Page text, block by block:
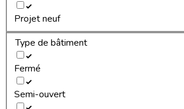
Projet neuf
Type de bâtiment
Fermé
Semi-ouvert